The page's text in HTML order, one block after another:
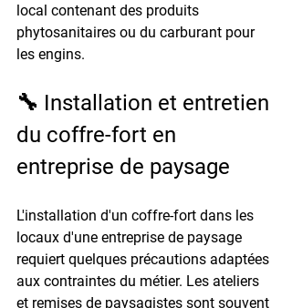
local contenant des produits
phytosanitaires ou du carburant pour
les engins.
🔧 Installation et entretien
du coffre-fort en
entreprise de paysage
L'installation d'un coffre-fort dans les
locaux d'une entreprise de paysage
requiert quelques précautions adaptées
aux contraintes du métier. Les ateliers
et remises de paysagistes sont souvent